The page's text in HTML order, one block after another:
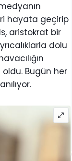
hayata geçirip
aristokrat bir
dolu
Bugün her